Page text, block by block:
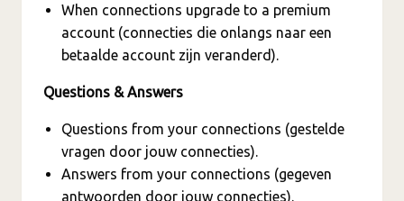
When connections upgrade to a premium
account (connecties die onlangs naar een
betaalde account zijn veranderd).
Questions & Answers
Questions from your connections (gestelde
vragen door jouw connecties).
Answers from your connections (gegeven
antwoorden door jouw connecties).